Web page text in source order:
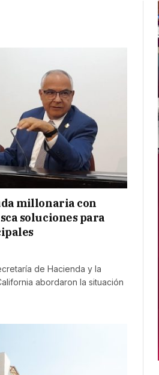
millonaria con
soluciones para
de Hacienda y la
abordaron la situación